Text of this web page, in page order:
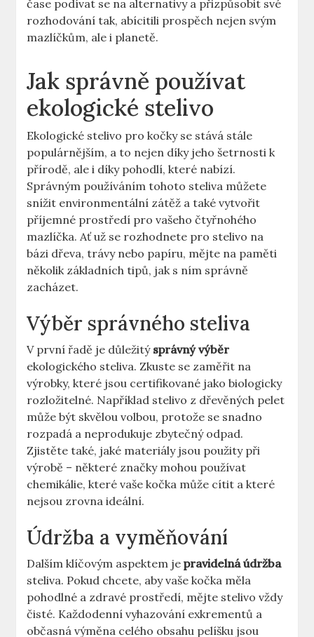
čase podívat se na alternativy a přizpůsobit své
rozhodování tak, abícitili prospěch nejen svým
mazlíčkům, ale i planetě.
Jak správně používat
ekologické stelivo
Ekologické stelivo pro kočky se stává stále
populárnějším, a to nejen díky jeho šetrnosti k
přírodě, ale i díky pohodlí, které nabízí.
Správným používáním tohoto steliva můžete
snížit environmentální zátěž a také vytvořit
příjemné prostředí pro vašeho čtyřnohého
mazlíčka. Ať už se rozhodnete pro stelivo na
bázi dřeva, trávy nebo papíru, mějte na paměti
několik základních tipů, jak s ním správně
zacházet.
Výběr správného steliva
V první řadě je důležitý správný výběr
ekologického steliva. Zkuste se zaměřit na
výrobky, které jsou certifikované jako biologicky
rozložitelné. Například stelivo z dřevěných pelet
může být skvělou volbou, protože se snadno
rozpadá a neprodukuje zbytečný odpad.
Zjistěte také, jaké materiály jsou použity při
výrobě – některé značky mohou používat
chemikálie, které vaše kočka může cítit a které
nejsou zrovna ideální.
Údržba a vyměňování
Dalším klíčovým aspektem jepravidelná údržba
steliva. Pokud chcete, aby vaše kočka měla
pohodlné a zdravé prostředí, mějte stelivo vždy
čisté. Každodenní vyhazování exkrementů a
občasná výměna celého obsahu pelíšku jsou